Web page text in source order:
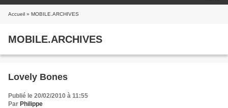
Accueil » MOBILE.ARCHIVES
MOBILE.ARCHIVES
Lovely Bones
Publié le 20/02/2010 à 11:55
Par Philippe